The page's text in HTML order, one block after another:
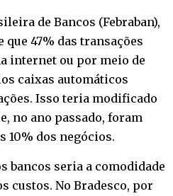
de Bancos (Febraban),
que 47% das transações
internet ou por meio de
caixas automáticos
Isso teria modificado
no ano passado, foram
10% dos negócios.
bancos seria a comodidade
custos. No Bradesco, por